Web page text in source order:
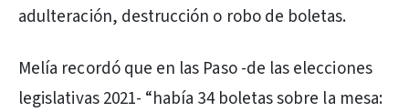
adulteración, destrucción o robo de boletas.
Melía recordó que en las Paso -de las elecciones
legislativas 2021- “había 34 boletas sobre la mesa: